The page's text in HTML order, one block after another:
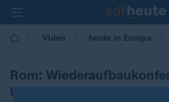
Video heute in Europa
Rom:
Ukraine